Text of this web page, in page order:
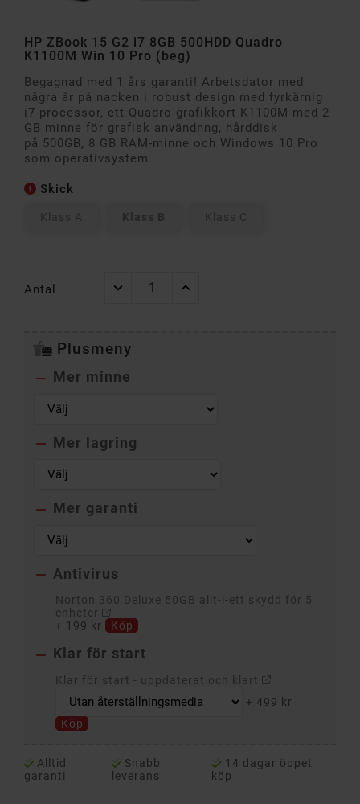
HP ZBook 15 G2 i7 8GB 500HDD Quadro
K1100M Win 10 Pro (beg)
Begagnad med 1 års garanti! Arbetsdator med
några år på nacken i robust design med fyrkärnig
i7-processor, ett Quadro-grafikkort K1100M med 2
GB minne för grafisk användnng, hårddisk
på 500GB, 8 GB RAM-minne och Windows 10 Pro
som operativsystem.
Skick
Klass A Klass B Klass C
Antal
Plusmeny
 Mer minne
 Mer lagring
 Mer garanti
 Antivirus
Norton 360 Deluxe 50GB allt-i-ett skydd för 5
enheter
+ 199 kr Köp
 Klar för start
Klar för start - uppdaterat och klart
+ 499 kr
Köp
Alltid
garanti
Snabb
leverans
14 dagar öppet
köp